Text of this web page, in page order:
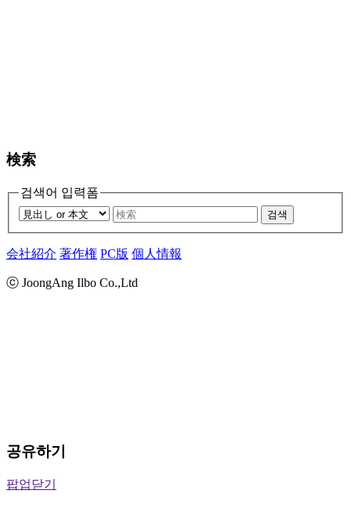
検索
검색어 입력폼
검색
会社紹介 著作権 PC版 個人情報
ⓒ JoongAng Ilbo Co.,Ltd
공유하기
팝업닫기